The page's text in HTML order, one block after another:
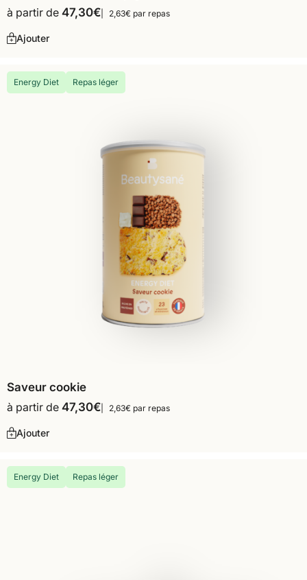
à partir de 47,30€ 2,63€ par repas
Ajouter
Energy Diet Repas léger
Saveur cookie
à partir de 47,30€ 2,63€ par repas
Ajouter
Energy Diet Repas léger